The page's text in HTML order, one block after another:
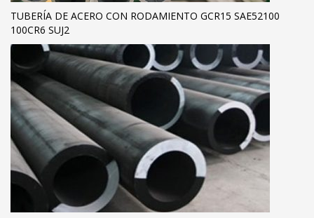
TUBERÍA DE ACERO CON RODAMIENTO GCR15 SAE52100
100CR6 SUJ2